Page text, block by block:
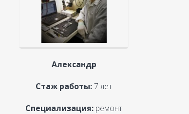
Александр
Стаж работы:7 лет
Специализация: ремонт